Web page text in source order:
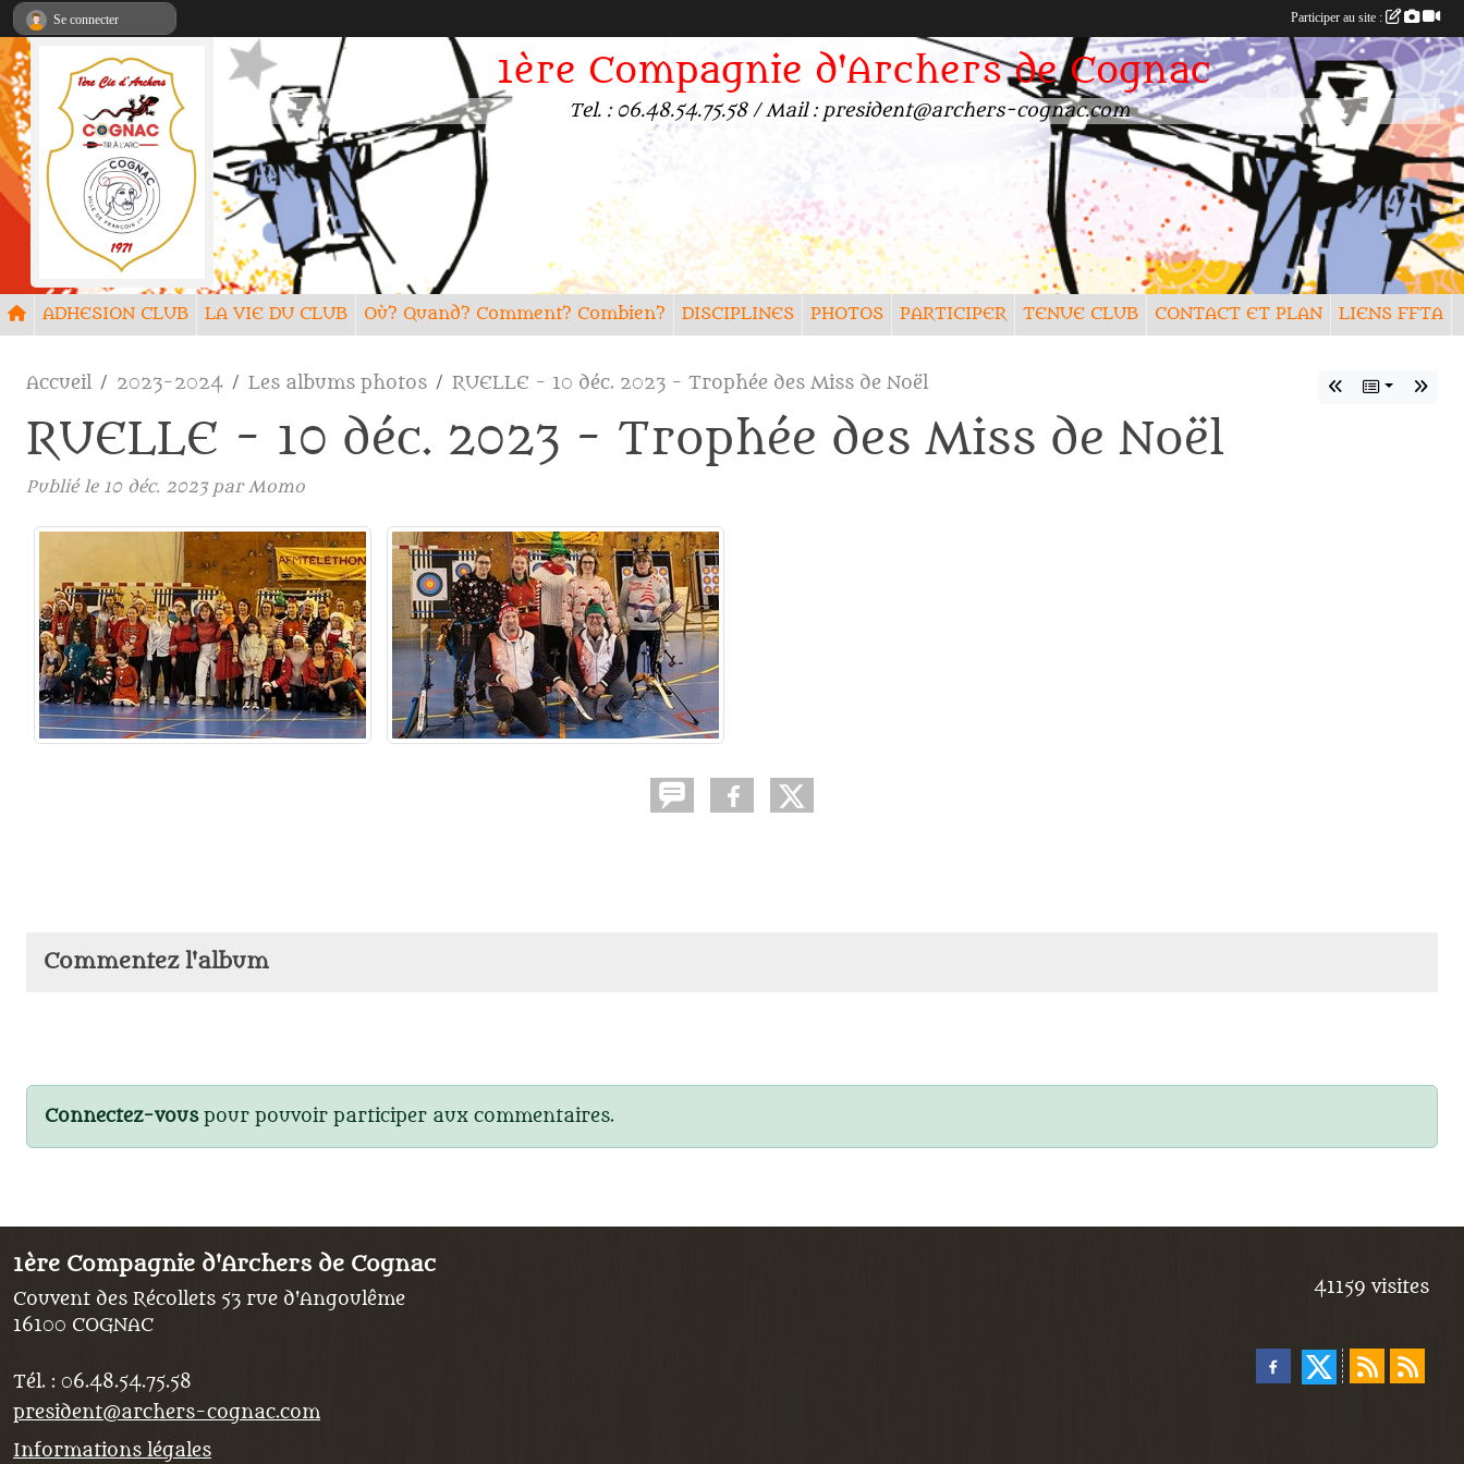
1ère Compagnie d'Archers de Cognac
Tel. : 06.48.54.75.58 / Mail : president@archers-cognac.com
ADHESION CLUB LA VIE DU CLUB Où? Quand? Comment? Combien? DISCIPLINES PHOTOS PARTICIPER TENUE CLUB CONTACT ET PLAN LIENS FFTA
Accueil 2023-2024 Les albums photos RUELLE - 10 déc. 2023 - Trophée des Miss de Noël
RUELLE - 10 déc. 2023 - Trophée des Miss de Noël
Publié le 10 déc. 2023parMomo
Commentez l'album
Connectez-vouspour pouvoir participer aux commentaires.
1ère Compagnie d'Archers de Cognac
Couvent des Récollets 53 rue d'Angoulême
16100 COGNAC
Tél. : 06.48.54.75.58
president@archers-cognac.com
Informations légales
41159 visites
Se connecter Participer au site :
Panneau de gestion des cookies